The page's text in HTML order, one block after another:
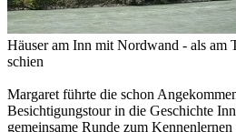
Häuser am Inn mit Nordwand - als am
schien
Margaret führte die schon
Besichtigungstour in die Geschichte
gemeinsame Runde zum